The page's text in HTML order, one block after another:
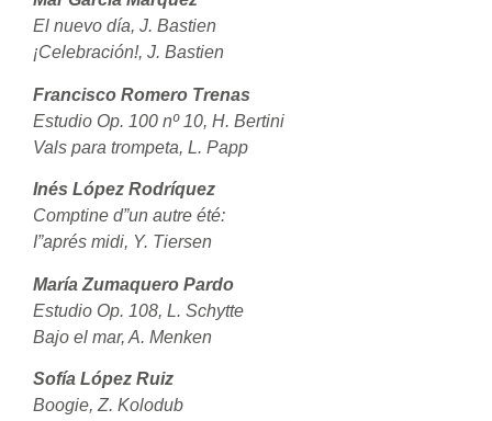
El nuevo día, J. Bastien
¡Celebración!, J. Bastien
Francisco Romero Trenas
Estudio Op. 100 nº 10, H. Bertini
Vals para trompeta, L. Papp
Inés López Rodríquez
Comptine d”un autre été:
I”aprés midi, Y. Tiersen
María Zumaquero Pardo
Estudio Op. 108, L. Schytte
Bajo el mar, A. Menken
Sofía López Ruiz
Boogie, Z. Kolodub